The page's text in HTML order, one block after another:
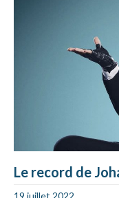
Le record de
19 juillet 2022